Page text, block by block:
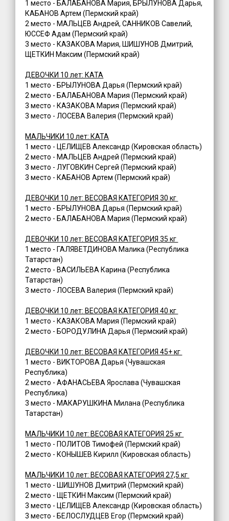
1 место - БАЛАБАНОВА Мария, БРЫЛУНОВА Дарья,
КАБАНОВ Артем (Пермский край)
2 место - МАЛЬЦЕВ Андрей, САННИКОВ Савелий,
ЮССЕФ Адам (Пермский край)
3 место - КАЗАКОВА Мария, ШИШУНОВ Дмитрий,
ЩЕТКИН Максим (Пермский край)
ДЕВОЧКИ 10 лет: КАТА
1 место - БРЫЛУНОВА Дарья (Пермский край)
2 место - БАЛАБАНОВА Мария (Пермский край)
3 место - КАЗАКОВА Мария (Пермский край)
3 место - ЛОСЕВА Валерия (Пермский край)
МАЛЬЧИКИ 10 лет: КАТА
1 место - ЦЕЛИЩЕВ Александр (Кировская область)
2 место - МАЛЬЦЕВ Андрей (Пермский край)
3 место - ЛУГОВКИН Сергей (Пермский край)
3 место - КАБАНОВ Артем (Пермский край)
ДЕВОЧКИ 10 лет: ВЕСОВАЯ КАТЕГОРИЯ 30 кг
1 место - БРЫЛУНОВА Дарья (Пермский край)
2 место - БАЛАБАНОВА Мария (Пермский край)
ДЕВОЧКИ 10 лет: ВЕСОВАЯ КАТЕГОРИЯ 35 кг
1 место - ГАЛЯВЕТДИНОВА Малика (Республика
Татарстан)
2 место - ВАСИЛЬЕВА Карина (Республика
Татарстан)
3 место - ЛОСЕВА Валерия (Пермский край)
ДЕВОЧКИ 10 лет: ВЕСОВАЯ КАТЕГОРИЯ 40 кг
1 место - КАЗАКОВА Мария (Пермский край)
2 место - БОРОДУЛИНА Дарья (Пермский край)
ДЕВОЧКИ 10 лет: ВЕСОВАЯ КАТЕГОРИЯ 45+ кг
1 место - ВИКТОРОВА Дарья (Чувашская
Республика)
2 место - АФАНАСЬЕВА Ярослава (Чувашская
Республика)
3 место - МАКАРУШКИНА Милана (Республика
Татарстан)
МАЛЬЧИКИ 10 лет: ВЕСОВАЯ КАТЕГОРИЯ 25 кг
1 место - ПОЛИТОВ Тимофей (Пермский край)
2 место - КОНЫШЕВ Кирилл (Кировская область)
МАЛЬЧИКИ 10 лет: ВЕСОВАЯ КАТЕГОРИЯ 27,5 кг
1 место - ШИШУНОВ Дмитрий (Пермский край)
2 место - ЩЕТКИН Максим (Пермский край)
3 место - ЦЕЛИЩЕВ Александр (Кировская область)
3 место - БЕЛОСЛУДЦЕВ Егор (Пермский край)